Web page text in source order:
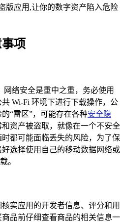
版应用,让你的数字资产陷入危险
项
网络安全是重中之重，务必使用
Wi-Fi 环境下进行下载操作，公
“雷区”，可能存在各种安全隐
资产被盗取，就像在一个不安全
都可能面临丢失的风险，为了保
选择使用自己的移动数据网络或
。
实应用的开发者信息、评分和用
品前仔细查看商品的相关信息一